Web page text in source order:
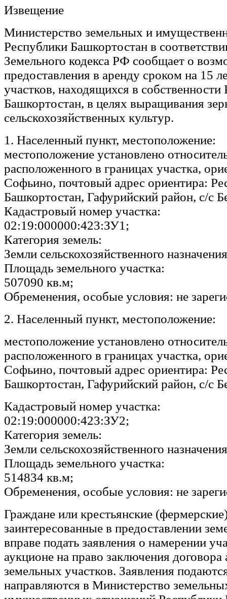
Извещение
Министерство земельных и
Республики Башкортостан в
Земельного кодекса РФ сообщает о
предоставления в аренду сроком на 15
участков, находящихся в собственности
Башкортостан, в целях выращивания
сельскохозяйственных культур.
1. Населенный пункт, местоположение:
местоположение установлено
расположенного в границах участка,
Софьино, почтовый адрес ориентира:
Башкортостан, Гафурийский район, с/c
Кадастровый номер участка:
02:19:000000:423:ЗУ1;
Категория земель:
Земли сельскохозяйственного
Площадь земельного участка:
507090 кв.м;
Обременения, особые условия: не
2. Населенный пункт, местоположение:
местоположение установлено
расположенного в границах участка,
Софьино, почтовый адрес ориентира:
Башкортостан, Гафурийский район, с/c
Кадастровый номер участка:
02:19:000000:423:ЗУ2;
Категория земель:
Земли сельскохозяйственного
Площадь земельного участка:
514834 кв.м;
Обременения, особые условия: не
Граждане или крестьянские
заинтересованные в предоставлении
вправе подать заявления о намерении
аукционе на право заключения
земельных участков. Заявления
направляются в Министерство